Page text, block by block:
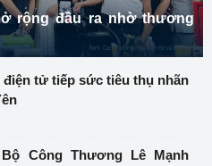
rộng đầu ra nhờ thương
tử tiếp sức tiêu thụ nhãn
Công Thương Lê Mạnh